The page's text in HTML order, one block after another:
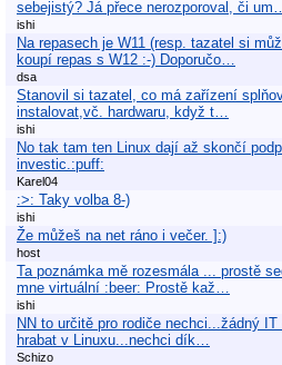
sebejistý? Já přece nerozporoval, či um…
ishi
Na repasech je W11 (resp. tazatel si
koupí repas s W12 :-) Doporučo…
dsa
Stanovil si tazatel, co má zařízení
instalovat,vč. hardwaru, když t…
ishi
No tak tam ten Linux dají až skončí
investic.:puff:
Karel04
:>: Taky volba 8-)
ishi
Že můžeš na net ráno i večer. ]:)
host
Ta poznámka mě rozesmála ... prostě
mne virtuální :beer: Prostě kaž…
ishi
NN to určitě pro rodiče nechci...žádný
hrabat v Linuxu...nechci dík…
Schizo